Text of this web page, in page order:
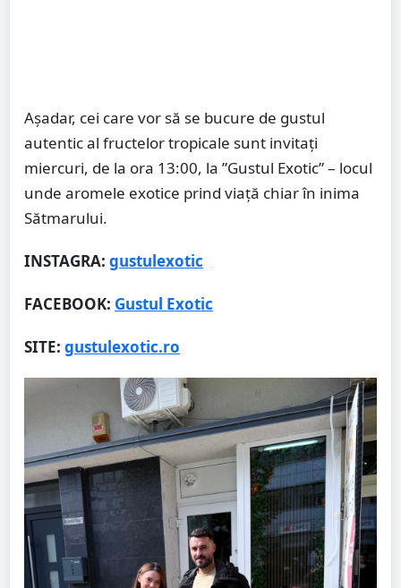
Așadar, cei care vor să se bucure de gustul
autentic al fructelor tropicale sunt invitați
miercuri, de la ora 13:00, la ”Gustul Exotic” – locul
unde aromele exotice prind viață chiar în inima
Sătmarului.
INSTAGRA: gustulexotic
FACEBOOK: Gustul Exotic
SITE: gustulexotic.ro